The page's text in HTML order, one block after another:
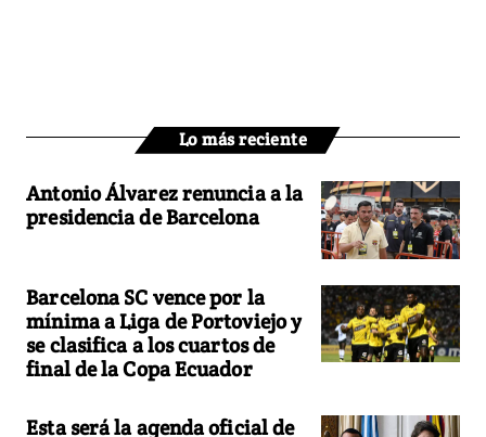
Lo más reciente
Antonio Álvarez renuncia a la
presidencia de Barcelona
Barcelona SC vence por la
mínima a Liga de Portoviejo y
se clasifica a los cuartos de
final de la Copa Ecuador
Esta será la agenda oficial de